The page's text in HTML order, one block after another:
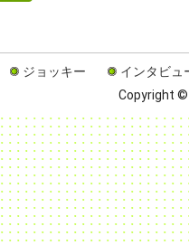
ジョッキー
インタビュ
Copyright ©